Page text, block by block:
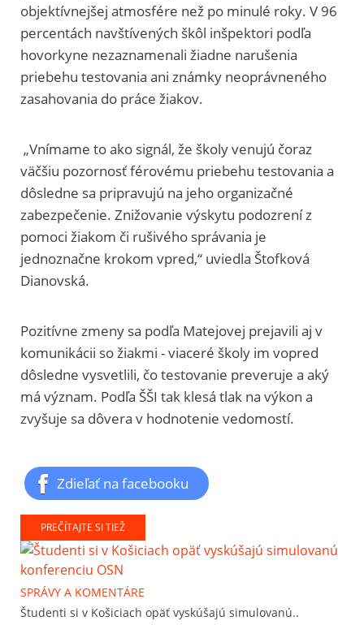
objektívnejšej atmosfére než po minulé roky. V 96
percentách navštívených škôl inšpektori podľa
hovorkyne nezaznamenali žiadne narušenia
priebehu testovania ani známky neoprávneného
zasahovania do práce žiakov.
„Vnímame to ako signál, že školy venujú čoraz
väčšiu pozornosť férovému priebehu testovania a
dôsledne sa pripravujú na jeho organizačné
zabezpečenie. Znižovanie výskytu podozrení z
pomoci žiakom či rušivého správania je
jednoznačne krokom vpred,“ uviedla Štofková
Dianovská.
Pozitívne zmeny sa podľa Matejovej prejavili aj v
komunikácii so žiakmi - viaceré školy im vopred
dôsledne vysvetlili, čo testovanie preveruje a aký
má význam. Podľa ŠŠI tak klesá tlak na výkon a
zvyšuje sa dôvera v hodnotenie vedomostí.
Zdieľať na facebooku
PREČÍTAJTE SI TIEŽ
SPRÁVY A KOMENTÁRE
Študenti si v Košiciach opäť vyskúšajú simulovanú..